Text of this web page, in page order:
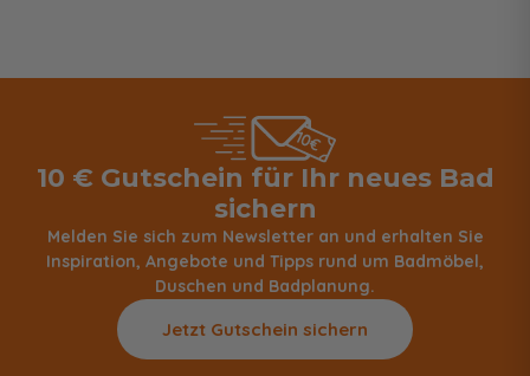
10 € Gutschein für Ihr neues Bad
sichern
Melden Sie sich zum Newsletter an und erhalten Sie
Inspiration, Angebote und Tipps rund um Badmöbel,
Duschen und Badplanung.
Jetzt Gutschein sichern